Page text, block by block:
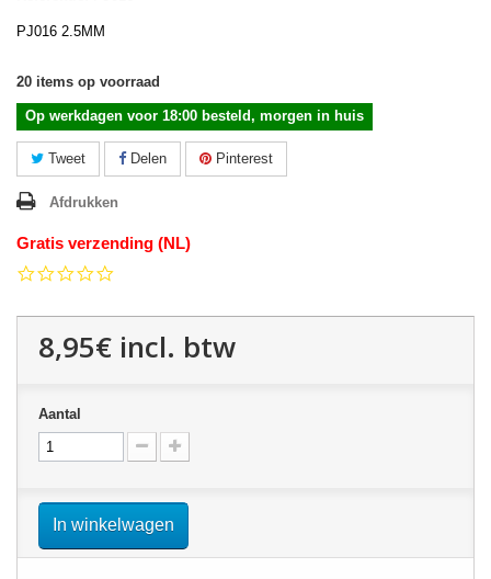
PJ016 2.5MM
20 items op voorraad
Op werkdagen voor 18:00 besteld, morgen in huis
Tweet Delen Pinterest
Afdrukken
Gratis verzending (NL)
8,95€ incl. btw
Aantal
In winkelwagen